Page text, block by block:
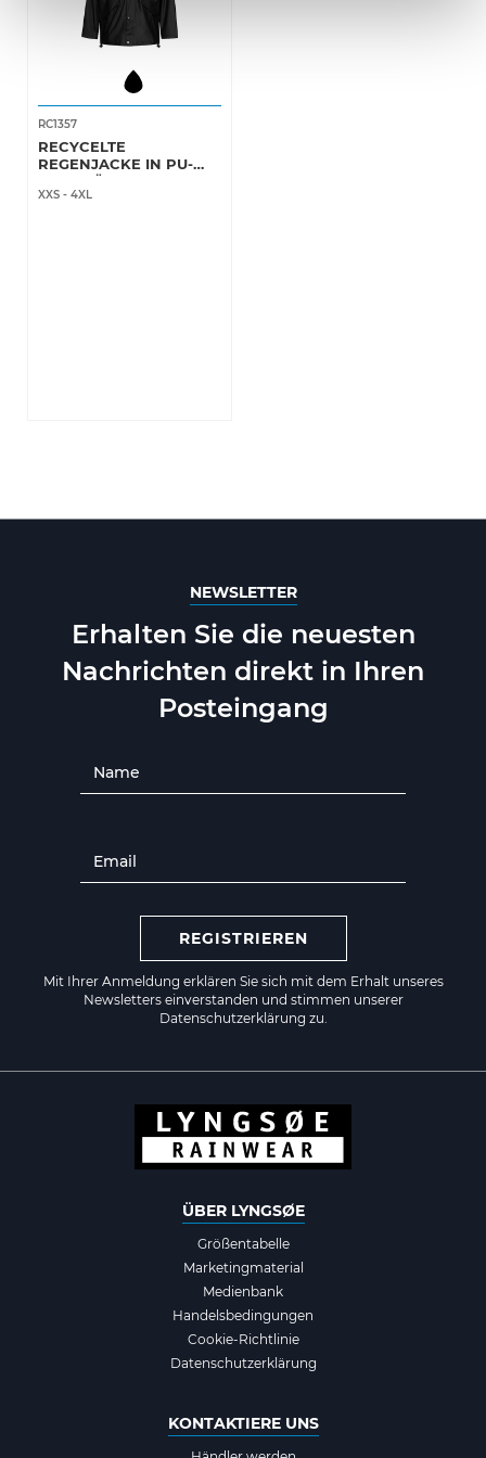
RC1357
RECYCELTE
REGENJACKE IN PU-
QUALITÄT
XXS - 4XL
NEWSLETTER
Erhalten Sie die neuesten
Nachrichten direkt in Ihren
Posteingang
REGISTRIEREN
Mit Ihrer Anmeldung erklären Sie sich mit dem Erhalt unseres
Newsletters einverstanden und stimmen unserer
Datenschutzerklärung zu.
ÜBER LYNGSØE
Größentabelle
Marketingmaterial
Medienbank
Handelsbedingungen
Cookie-Richtlinie
Datenschutzerklärung
KONTAKTIERE UNS